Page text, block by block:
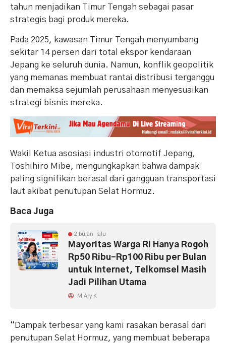
tahun menjadikan Timur Tengah sebagai pasar
strategis bagi produk mereka.
Pada 2025, kawasan Timur Tengah menyumbang
sekitar 14 persen dari total ekspor kendaraan
Jepang ke seluruh dunia. Namun, konflik geopolitik
yang memanas membuat rantai distribusi terganggu
dan memaksa sejumlah perusahaan menyesuaikan
strategi bisnis mereka.
Wakil Ketua asosiasi industri otomotif Jepang,
Toshihiro Mibe, mengungkapkan bahwa dampak
paling signifikan berasal dari gangguan transportasi
laut akibat penutupan Selat Hormuz.
Baca Juga
2 bulan lalu
Mayoritas Warga RI Hanya Rogoh
Rp50 Ribu-Rp100 Ribu per Bulan
untuk Internet, Telkomsel Masih
Jadi Pilihan Utama
M Ary K
“Dampak terbesar yang kami rasakan berasal dari
penutupan Selat Hormuz, yang membuat beberapa